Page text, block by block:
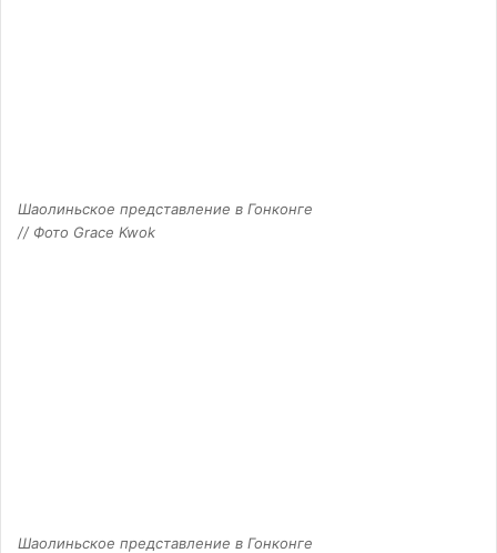
Шаолиньское представление в Гонконге
// Фото Grace Kwok
Шаолиньское представление в Гонконге